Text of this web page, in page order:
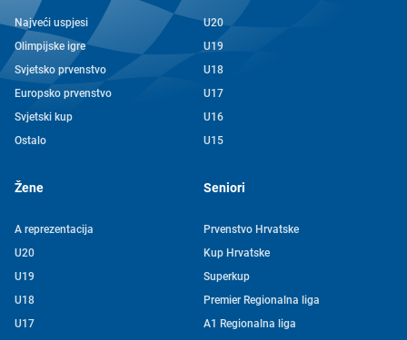
Najveći uspjesi
Olimpijske igre
Svjetsko prvenstvo
Europsko prvenstvo
Svjetski kup
Ostalo
U20
U19
U18
U17
U16
U15
Žene
A reprezentacija
U20
U19
U18
U17
Seniori
Prvenstvo Hrvatske
Kup Hrvatske
Superkup
Premier Regionalna liga
A1 Regionalna liga